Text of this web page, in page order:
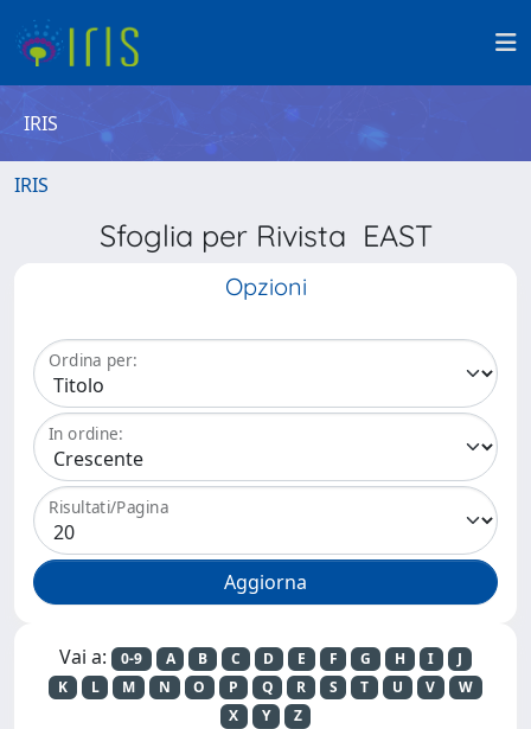
IRIS
IRIS
Sfoglia per Rivista EAST
Opzioni
Ordina per:
In ordine:
Risultati/Pagina
Vai a: 0-9 A B C D E F G H I
J
K
L M N O P Q R S T U V
W
X
Y Z